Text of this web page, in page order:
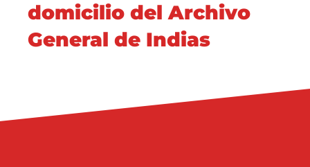
domicilio delArchivo
General de Indias